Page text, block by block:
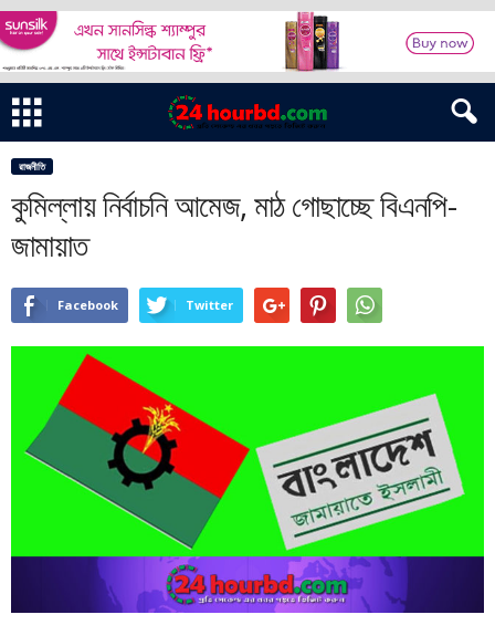
রাজনীতি
কুমিল্লায় নির্বাচনি আমেজ, মাঠ গোছাচ্ছে বিএনপি-
জামায়াত
Facebook Twitter